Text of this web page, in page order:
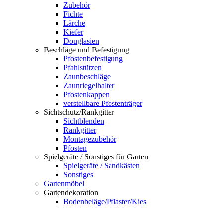
Zubehör
Fichte
Lärche
Kiefer
Douglasien
Beschläge und Befestigung
Pfostenbefestigung
Pfahlstützen
Zaunbeschläge
Zaunriegelhalter
Pfostenkappen
verstellbare Pfostenträger
Sichtschutz/Rankgitter
Sichtblenden
Rankgitter
Montagezubehör
Pfosten
Spielgeräte / Sonstiges für Garten
Spielgeräte / Sandkästen
Sonstiges
Gartenmöbel
Gartendekoration
Bodenbeläge/Pflaster/Kies